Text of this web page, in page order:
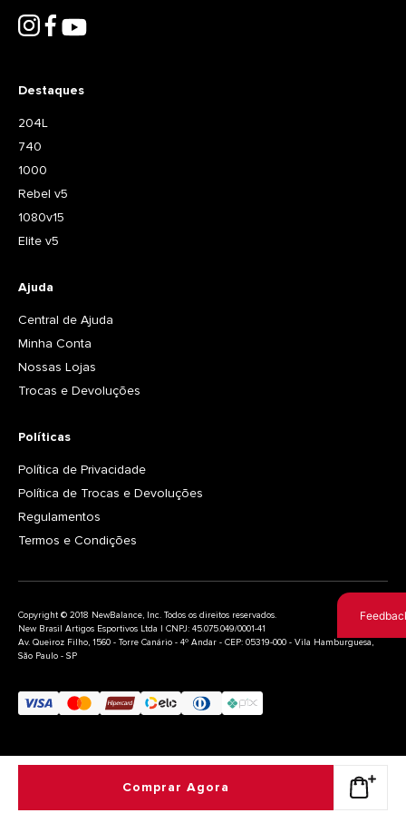
Comprar Agora
Destaques
204L
740
1000
Rebel v5
1080v15
Elite v5
Ajuda
Central de Ajuda
Minha Conta
Nossas Lojas
Trocas e Devoluções
Políticas
Política de Privacidade
Política de Trocas e Devoluções
Regulamentos
Termos e Condições
Copyright © 2018 NewBalance, Inc. Todos os direitos reservados.
New Brasil Artigos Esportivos Ltda | CNPJ: 45.075.049/0001-41
Av. Queiroz Filho, 1560 - Torre Canário - 4º Andar - CEP: 05319-000 - Vila Hamburguesa,
São Paulo - SP